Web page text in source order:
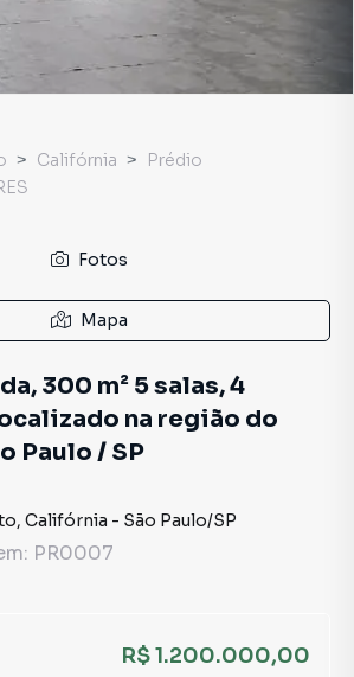
Califórnia
Prédio
Fotos
Mapa
300 m² 5 salas, 4
na região do
Paulo / SP
, Califórnia - São Paulo/SP
PR0007
R$ 1.200.000,00